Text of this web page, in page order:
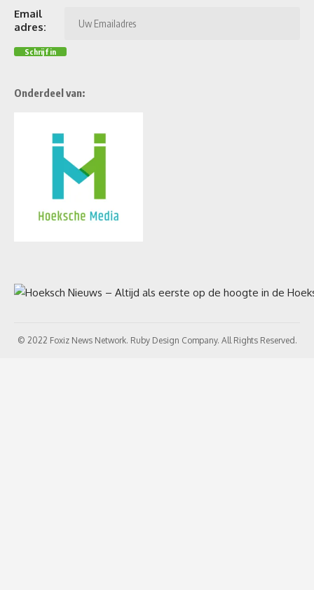
Email
adres:
Onderdeel van:
© 2022 Foxiz News Network. Ruby Design Company. All Rights Reserved.